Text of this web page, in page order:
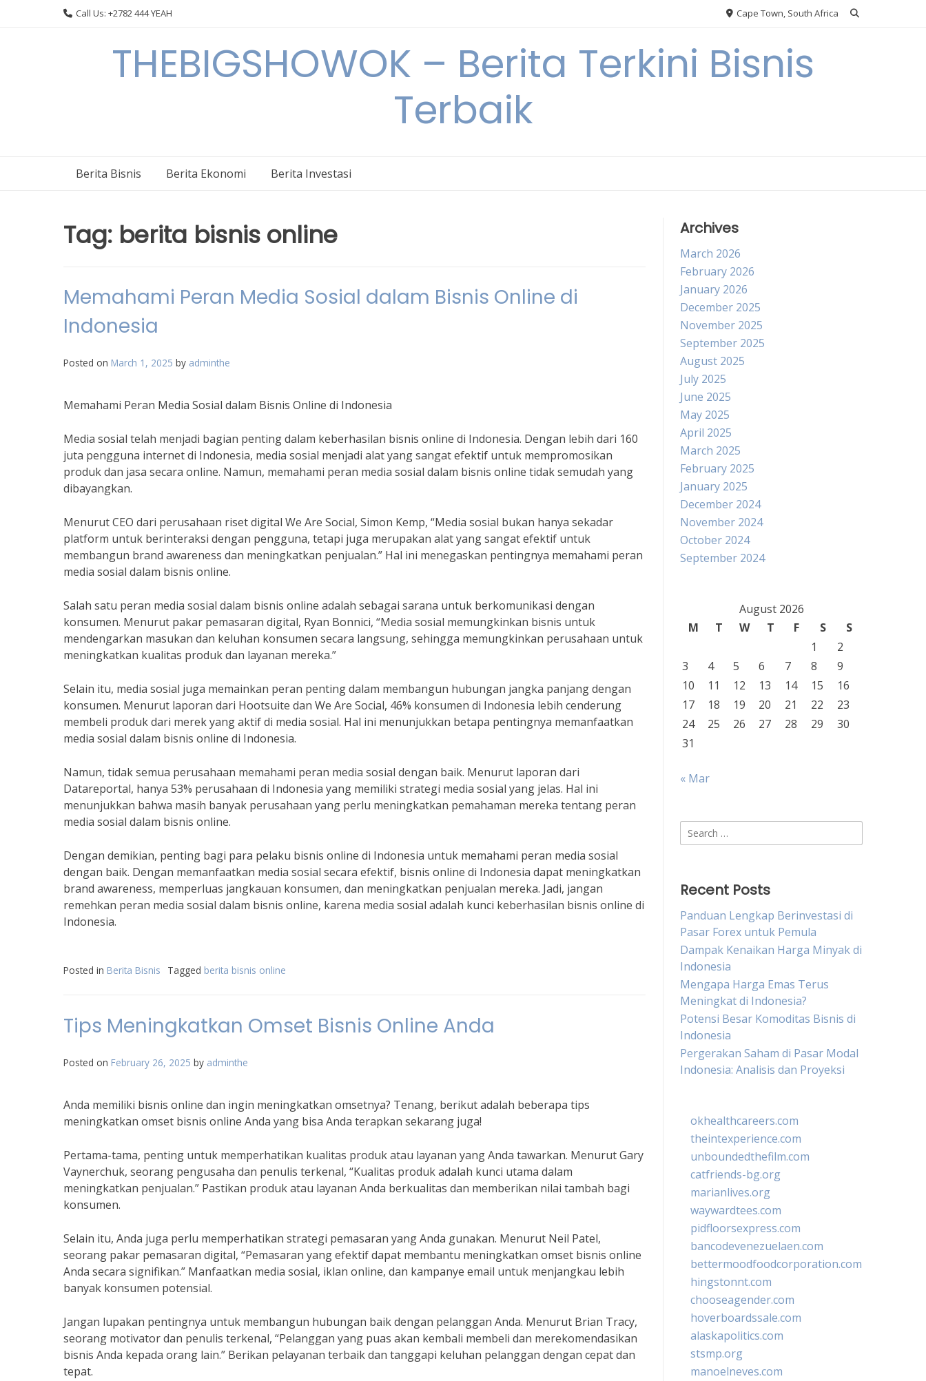
Call Us: +2782 444 YEAH Cape Town, South Africa
THEBIGSHOWOK – Berita Terkini Bisnis
Terbaik
Berita Bisnis Berita Ekonomi Berita Investasi
Tag: berita bisnis online
Memahami Peran Media Sosial dalam Bisnis Online di
Indonesia
Posted on March 1, 2025 by adminthe
Memahami Peran Media Sosial dalam Bisnis Online di Indonesia
Media sosial telah menjadi bagian penting dalam keberhasilan bisnis online di Indonesia. Dengan lebih dari 160
juta pengguna internet di Indonesia, media sosial menjadi alat yang sangat efektif untuk mempromosikan
produk dan jasa secara online. Namun, memahami peran media sosial dalam bisnis online tidak semudah yang
dibayangkan.
Menurut CEO dari perusahaan riset digital We Are Social, Simon Kemp, “Media sosial bukan hanya sekadar
platform untuk berinteraksi dengan pengguna, tetapi juga merupakan alat yang sangat efektif untuk
membangun brand awareness dan meningkatkan penjualan.” Hal ini menegaskan pentingnya memahami peran
media sosial dalam bisnis online.
Salah satu peran media sosial dalam bisnis online adalah sebagai sarana untuk berkomunikasi dengan
konsumen. Menurut pakar pemasaran digital, Ryan Bonnici, “Media sosial memungkinkan bisnis untuk
mendengarkan masukan dan keluhan konsumen secara langsung, sehingga memungkinkan perusahaan untuk
meningkatkan kualitas produk dan layanan mereka.”
Selain itu, media sosial juga memainkan peran penting dalam membangun hubungan jangka panjang dengan
konsumen. Menurut laporan dari Hootsuite dan We Are Social, 46% konsumen di Indonesia lebih cenderung
membeli produk dari merek yang aktif di media sosial. Hal ini menunjukkan betapa pentingnya memanfaatkan
media sosial dalam bisnis online di Indonesia.
Namun, tidak semua perusahaan memahami peran media sosial dengan baik. Menurut laporan dari
Datareportal, hanya 53% perusahaan di Indonesia yang memiliki strategi media sosial yang jelas. Hal ini
menunjukkan bahwa masih banyak perusahaan yang perlu meningkatkan pemahaman mereka tentang peran
media sosial dalam bisnis online.
Dengan demikian, penting bagi para pelaku bisnis online di Indonesia untuk memahami peran media sosial
dengan baik. Dengan memanfaatkan media sosial secara efektif, bisnis online di Indonesia dapat meningkatkan
brand awareness, memperluas jangkauan konsumen, dan meningkatkan penjualan mereka. Jadi, jangan
remehkan peran media sosial dalam bisnis online, karena media sosial adalah kunci keberhasilan bisnis online di
Indonesia.
Posted in Berita Bisnis Tagged berita bisnis online
Tips Meningkatkan Omset Bisnis Online Anda
Posted on February 26, 2025 by adminthe
Anda memiliki bisnis online dan ingin meningkatkan omsetnya? Tenang, berikut adalah beberapa tips
meningkatkan omset bisnis online Anda yang bisa Anda terapkan sekarang juga!
Pertama-tama, penting untuk memperhatikan kualitas produk atau layanan yang Anda tawarkan. Menurut Gary
Vaynerchuk, seorang pengusaha dan penulis terkenal, “Kualitas produk adalah kunci utama dalam
meningkatkan penjualan.” Pastikan produk atau layanan Anda berkualitas dan memberikan nilai tambah bagi
konsumen.
Selain itu, Anda juga perlu memperhatikan strategi pemasaran yang Anda gunakan. Menurut Neil Patel,
seorang pakar pemasaran digital, “Pemasaran yang efektif dapat membantu meningkatkan omset bisnis online
Anda secara signifikan.” Manfaatkan media sosial, iklan online, dan kampanye email untuk menjangkau lebih
banyak konsumen potensial.
Jangan lupakan pentingnya untuk membangun hubungan baik dengan pelanggan Anda. Menurut Brian Tracy,
seorang motivator dan penulis terkenal, “Pelanggan yang puas akan kembali membeli dan merekomendasikan
bisnis Anda kepada orang lain.” Berikan pelayanan terbaik dan tanggapi keluhan pelanggan dengan cepat dan
tepat.
Archives
March 2026
February 2026
January 2026
December 2025
November 2025
September 2025
August 2025
July 2025
June 2025
May 2025
April 2025
March 2025
February 2025
January 2025
December 2024
November 2024
October 2024
September 2024
August 2026
M
T W T F S
S
1
2
3
4 5 6 7 8
9
10
11 12 13 14 15
16
17
18 19 20 21 22
23
24
25 26 27 28 29
30
31
« Mar
Search
for:
Recent Posts
Panduan Lengkap Berinvestasi di
Pasar Forex untuk Pemula
Dampak Kenaikan Harga Minyak di
Indonesia
Mengapa Harga Emas Terus
Meningkat di Indonesia?
Potensi Besar Komoditas Bisnis di
Indonesia
Pergerakan Saham di Pasar Modal
Indonesia: Analisis dan Proyeksi
okhealthcareers.com
theintexperience.com
unboundedthefilm.com
catfriends-bg.org
marianlives.org
waywardtees.com
pidfloorsexpress.com
bancodevenezuelaen.com
bettermoodfoodcorporation.com
hingstonnt.com
chooseagender.com
hoverboardssale.com
alaskapolitics.com
stsmp.org
manoelneves.com